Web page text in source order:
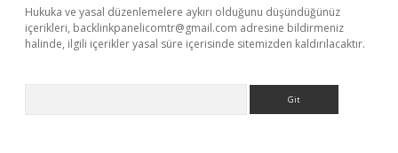
Hukuka ve yasal düzenlemelere aykırı olduğunu düşündüğünüz
içerikleri, backlinkpanelicomtr@gmail.com adresine bildirmeniz
halinde, ilgili içerikler yasal süre içerisinde sitemizden kaldırılacaktır.